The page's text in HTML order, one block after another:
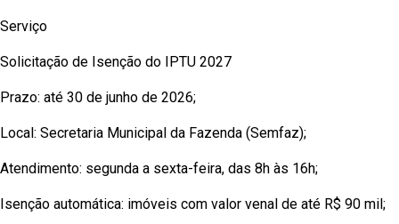
Serviço
Solicitação de Isenção do IPTU 2027
Prazo: até 30 de junho de 2026;
Local: Secretaria Municipal da Fazenda (Semfaz);
Atendimento: segunda a sexta-feira, das 8h às 16h;
Isenção automática: imóveis com valor venal de até R$ 90 mil;